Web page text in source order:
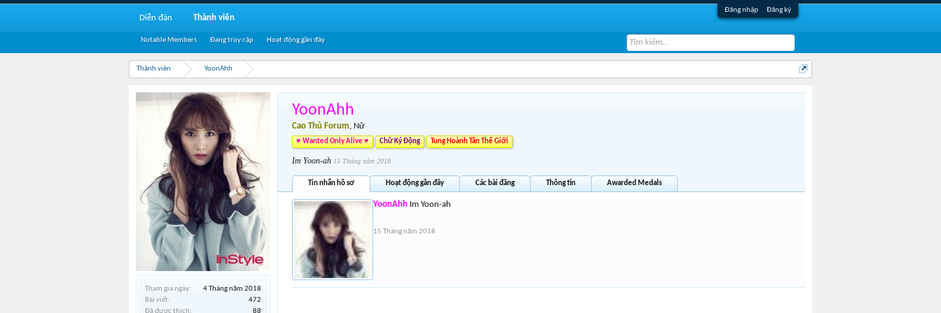
Đăng nhập Đăng ký
Thành viên YoonAhh
Tham gia ngày:
4 Tháng năm 2018
Bài viết:
472
Đã được thích:
88
YoonAhh
Cao Thủ Forum, Nữ
♥ Wanted Only Alive ♥ Chữ Ký Động Tung Hoành Tân Thế Giới
Im Yoon-ah 15 Tháng năm 2018
Tin nhắn hồ sơ Hoạt động gần đây Các bài đăng Thông tin Awarded Medals
YoonAhh Im Yoon-ah
15 Tháng năm 2018
Diễn đàn Thành viên
Notable Members Đang truy cập Hoạt động gần đây